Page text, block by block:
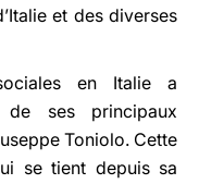
et des diverses
en Italie a
ses principaux
Toniolo. Cette
se tient depuis sa